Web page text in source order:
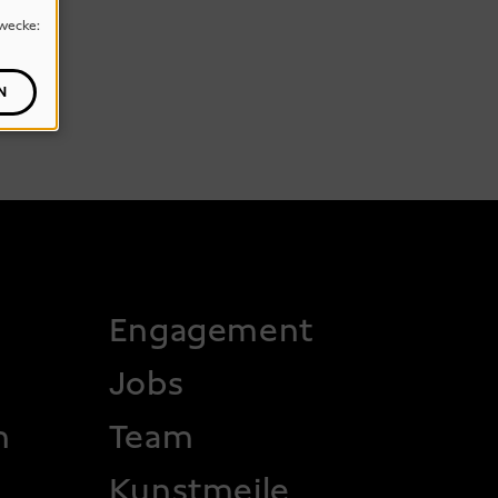
Engagement
Jobs
Team